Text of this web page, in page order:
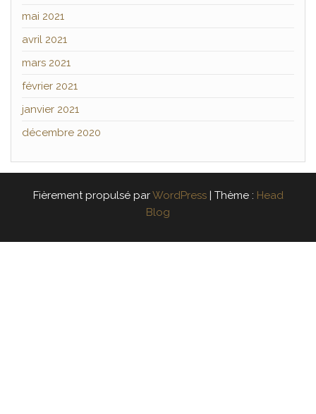
mai 2021
avril 2021
mars 2021
février 2021
janvier 2021
décembre 2020
Fièrement propulsé parWordPress | Thème : Head
Blog